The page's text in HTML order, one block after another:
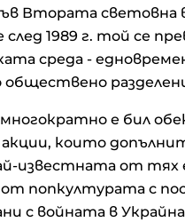
Втората световна
1989 г. той се
среда -
е бил
които
известната от тях
попкултурата с
с войната в